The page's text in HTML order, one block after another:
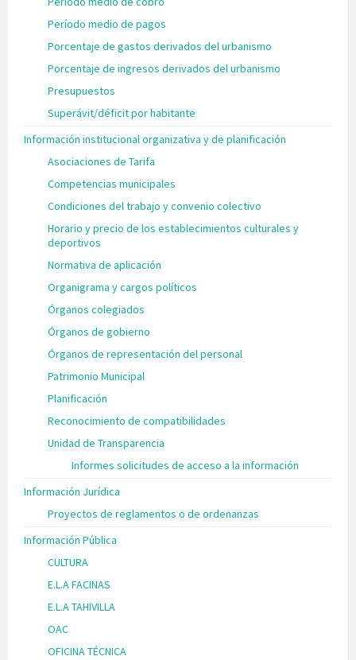
Período medio de pagos
Porcentaje de gastos derivados del urbanismo
Porcentaje de ingresos derivados del urbanismo
Presupuestos
Superávit/déficit por habitante
Información institucional organizativa y de planificación
Asociaciones de Tarifa
Competencias municipales
Condiciones del trabajo y convenio colectivo
Horario y precio de los establecimientos culturales y
deportivos
Normativa de aplicación
Organigrama y cargos políticos
Órganos colegiados
Órganos de gobierno
Órganos de representación del personal
Patrimonio Municipal
Planificación
Reconocimiento de compatibilidades
Unidad de Transparencia
Informes solicitudes de acceso a la información
Información Jurídica
Proyectos de reglamentos o de ordenanzas
Información Pública
CULTURA
E.L.A FACINAS
E.L.A TAHIVILLA
OAC
OFICINA TÉCNICA